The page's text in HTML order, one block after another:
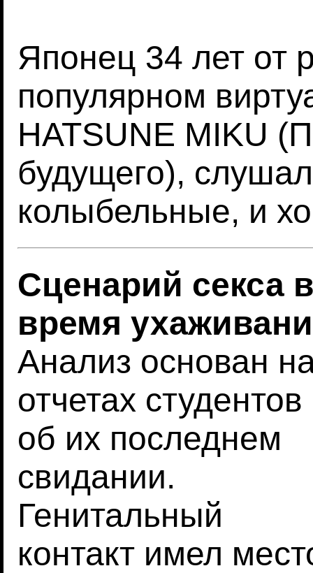
Японец 34 лет от
популярном
HATSUNE MIKU
будущего),
колыбельные, и
Сценарий секса
время
Анализ основан
отчетах студентов
об их последнем
свидании.
Генитальный
контакт имел